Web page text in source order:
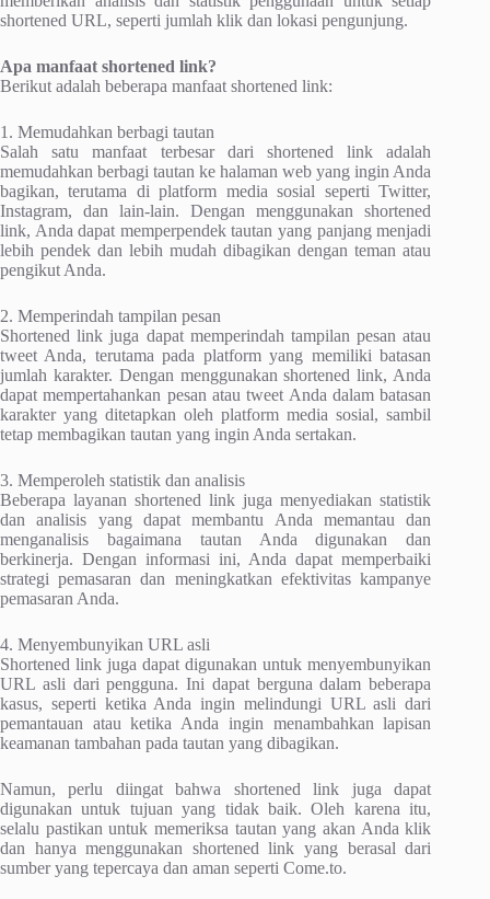
shortened URL, seperti jumlah klik dan lokasi pengunjung.
Apa manfaat shortened link?
Berikut adalah beberapa manfaat shortened link:
1. Memudahkan berbagi tautan
Salah satu manfaat terbesar dari shortened link adalah
memudahkan berbagi tautan ke halaman web yang ingin Anda
bagikan, terutama di platform media sosial seperti Twitter,
Instagram, dan lain-lain. Dengan menggunakan shortened
link, Anda dapat memperpendek tautan yang panjang menjadi
lebih pendek dan lebih mudah dibagikan dengan teman atau
pengikut Anda.
2. Memperindah tampilan pesan
Shortened link juga dapat memperindah tampilan pesan atau
tweet Anda, terutama pada platform yang memiliki batasan
jumlah karakter. Dengan menggunakan shortened link, Anda
dapat mempertahankan pesan atau tweet Anda dalam batasan
karakter yang ditetapkan oleh platform media sosial, sambil
tetap membagikan tautan yang ingin Anda sertakan.
3. Memperoleh statistik dan analisis
Beberapa layanan shortened link juga menyediakan statistik
dan analisis yang dapat membantu Anda memantau dan
menganalisis bagaimana tautan Anda digunakan dan
berkinerja. Dengan informasi ini, Anda dapat memperbaiki
strategi pemasaran dan meningkatkan efektivitas kampanye
pemasaran Anda.
4. Menyembunyikan URL asli
Shortened link juga dapat digunakan untuk menyembunyikan
URL asli dari pengguna. Ini dapat berguna dalam beberapa
kasus, seperti ketika Anda ingin melindungi URL asli dari
pemantauan atau ketika Anda ingin menambahkan lapisan
keamanan tambahan pada tautan yang dibagikan.
Namun, perlu diingat bahwa shortened link juga dapat
digunakan untuk tujuan yang tidak baik. Oleh karena itu,
selalu pastikan untuk memeriksa tautan yang akan Anda klik
dan hanya menggunakan shortened link yang berasal dari
sumber yang tepercaya dan aman seperti Come.to.